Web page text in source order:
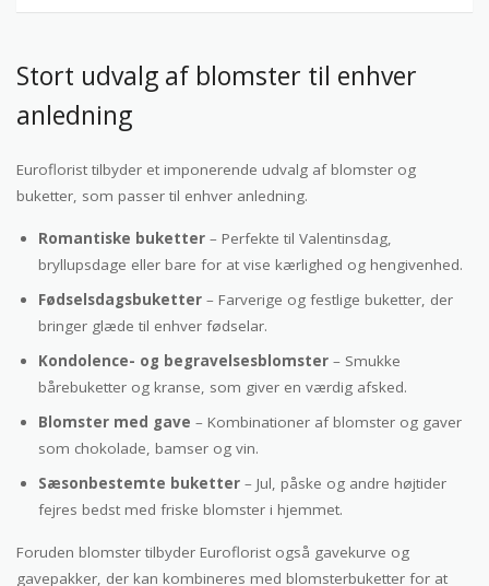
Stort udvalg af blomster til enhver
anledning
Euroflorist tilbyder et imponerende udvalg af blomster og
buketter, som passer til enhver anledning.
Romantiske buketter – Perfekte til Valentinsdag,
bryllupsdage eller bare for at vise kærlighed og hengivenhed.
Fødselsdagsbuketter – Farverige og festlige buketter, der
bringer glæde til enhver fødselar.
Kondolence- og begravelsesblomster – Smukke
bårebuketter og kranse, som giver en værdig afsked.
Blomster med gave – Kombinationer af blomster og gaver
som chokolade, bamser og vin.
Sæsonbestemte buketter – Jul, påske og andre højtider
fejres bedst med friske blomster i hjemmet.
Foruden blomster tilbyder Euroflorist også gavekurve og
gavepakker, der kan kombineres med blomsterbuketter for at